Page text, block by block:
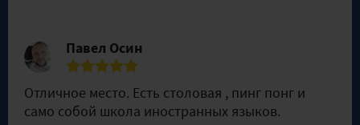
Павел Осин
Отличное место. Есть столовая , пинг понг и
само собой школа иностранных языков.